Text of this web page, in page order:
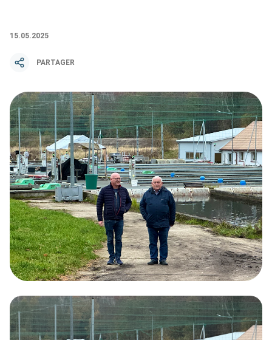
15.05.2025
PARTAGER